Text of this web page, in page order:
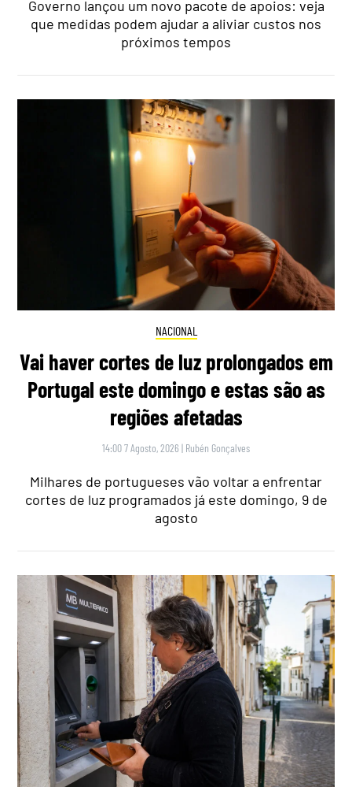
Governo lançou um novo pacote de apoios: veja
que medidas podem ajudar a aliviar custos nos
próximos tempos
NACIONAL
Vai haver cortes de luz prolongados em
Portugal este domingo e estas são as
regiões afetadas
14:00 7 Agosto, 2026 | Rubén Gonçalves
Milhares de portugueses vão voltar a enfrentar
cortes de luz programados já este domingo, 9 de
agosto